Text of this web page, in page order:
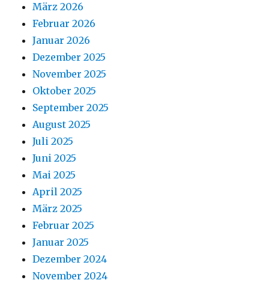
März 2026
Februar 2026
Januar 2026
Dezember 2025
November 2025
Oktober 2025
September 2025
August 2025
Juli 2025
Juni 2025
Mai 2025
April 2025
März 2025
Februar 2025
Januar 2025
Dezember 2024
November 2024